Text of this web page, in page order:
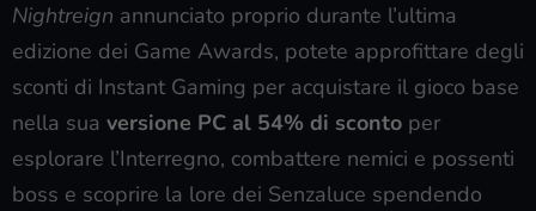
Nightreign annunciato proprio durante l’ultima
edizione dei Game Awards, potete approfittare degli
sconti di Instant Gaming per acquistare il gioco base
nella sua versione PC al 54% di sconto per
esplorare l’Interregno, combattere nemici e possenti
boss e scoprire la lore dei Senzaluce spendendo